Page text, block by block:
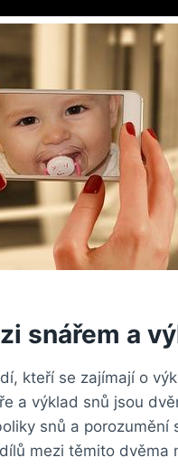
snářem a
kteří se zajímají o
a výklad snů jsou
snů a
mezi těmito